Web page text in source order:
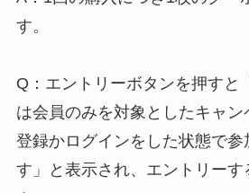
す。
Q：エントリーボタンを押すと
は会員のみを対象としたキャ
登録かログインをした状態で参
す」と表示され、エントリー